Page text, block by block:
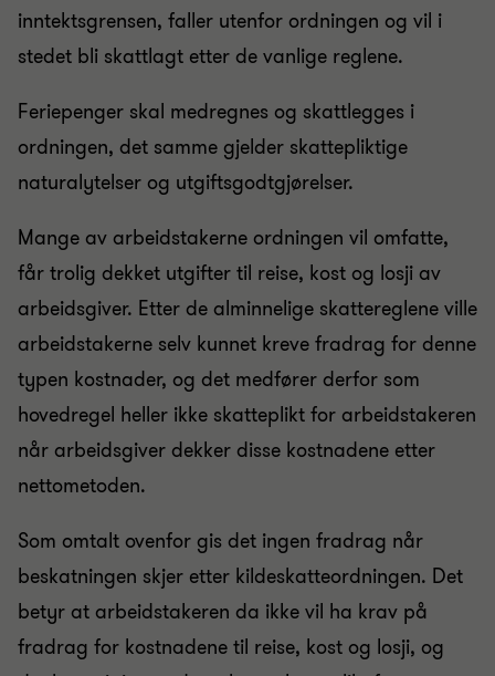
inntektsgrensen, faller utenfor ordningen og vil i
stedet bli skattlagt etter de vanlige reglene.
Feriepenger skal medregnes og skattlegges i
ordningen, det samme gjelder skattepliktige
naturalytelser og utgiftsgodtgjørelser.
Mange av arbeidstakerne ordningen vil omfatte,
får trolig dekket utgifter til reise, kost og losji av
arbeidsgiver. Etter de alminnelige skattereglene ville
arbeidstakerne selv kunnet kreve fradrag for denne
typen kostnader, og det medfører derfor som
hovedregel heller ikke skatteplikt for arbeidstakeren
når arbeidsgiver dekker disse kostnadene etter
nettometoden.
Som omtalt ovenfor gis det ingen fradrag når
beskatningen skjer etter kildeskatteordningen. Det
betyr at arbeidstakeren da ikke vil ha krav på
fradrag for kostnadene til reise, kost og losji, og